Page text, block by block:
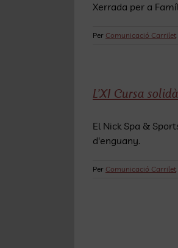
Xerrada per a
Per Comunicació Carrilet
L’XI Cursa
El Nick Spa &
d'enguany.
Per Comunicació Carrilet